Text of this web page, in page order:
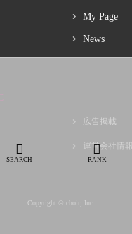
My Page
News
広告掲載
運営会社情報
Copyright © choir, Inc.
SEARCH RANK